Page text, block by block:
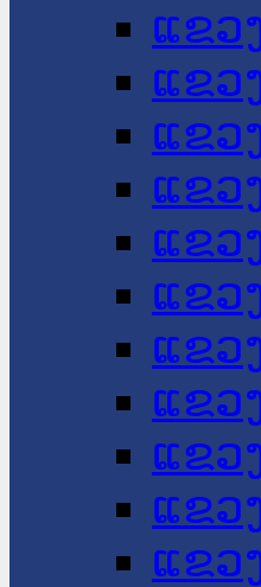
ແຂວ
ແຂວ
ແຂວ
ແຂວ
ແຂວ
ແຂວ
ແຂວ
ແຂວ
ແຂວ
ແຂວ
ແຂວ